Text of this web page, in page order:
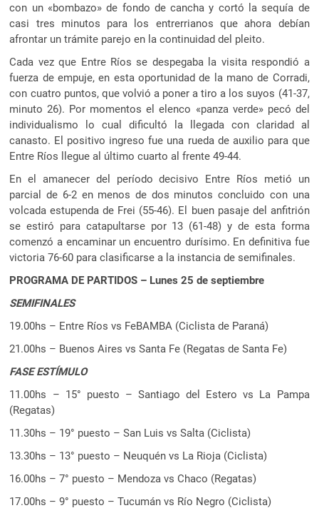
con un «bombazo» de fondo de cancha y cortó la sequía de
casi tres minutos para los entrerrianos que ahora debían
afrontar un trámite parejo en la continuidad del pleito.
Cada vez que Entre Ríos se despegaba la visita respondió a
fuerza de empuje, en esta oportunidad de la mano de Corradi,
con cuatro puntos, que volvió a poner a tiro a los suyos (41-37,
minuto 26). Por momentos el elenco «panza verde» pecó del
individualismo lo cual dificultó la llegada con claridad al
canasto. El positivo ingreso fue una rueda de auxilio para que
Entre Ríos llegue al último cuarto al frente 49-44.
En el amanecer del período decisivo Entre Ríos metió un
parcial de 6-2 en menos de dos minutos concluido con una
volcada estupenda de Frei (55-46). El buen pasaje del anfitrión
se estiró para catapultarse por 13 (61-48) y de esta forma
comenzó a encaminar un encuentro durísimo. En definitiva fue
victoria 76-60 para clasificarse a la instancia de semifinales.
PROGRAMA DE PARTIDOS – Lunes 25 de septiembre
SEMIFINALES
19.00hs – Entre Ríos vs FeBAMBA (Ciclista de Paraná)
21.00hs – Buenos Aires vs Santa Fe (Regatas de Santa Fe)
FASE ESTÍMULO
11.00hs – 15° puesto – Santiago del Estero vs La Pampa
(Regatas)
11.30hs – 19° puesto – San Luis vs Salta (Ciclista)
13.30hs – 13° puesto – Neuquén vs La Rioja (Ciclista)
16.00hs – 7° puesto – Mendoza vs Chaco (Regatas)
17.00hs – 9° puesto – Tucumán vs Río Negro (Ciclista)